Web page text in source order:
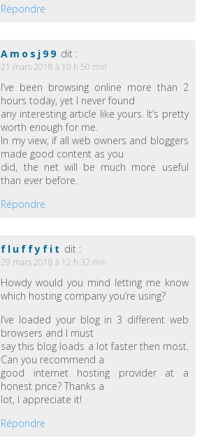
Répondre
Amosj99 dit :
21 mars 2018 à 10 h 50 min
I’ve been browsing online more than 2
hours today, yet I never found
any interesting article like yours. It’s pretty
worth enough for me.
In my view, if all web owners and bloggers
made good content as you
did, the net will be much more useful
than ever before.
Répondre
fluffyfit dit :
29 mars 2018 à 12 h 32 min
Howdy would you mind letting me know
which hosting company you’re using?
I’ve loaded your blog in 3 different web
browsers and I must
say this blog loads a lot faster then most.
Can you recommend a
good internet hosting provider at a
honest price? Thanks a
lot, I appreciate it!
Répondre